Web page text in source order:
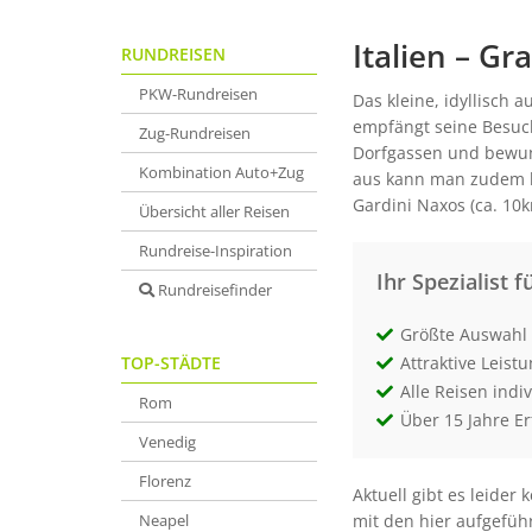
RUNDREISEN
PKW-Rundreisen
Zug-Rundreisen
Kombination Auto+Zug
Übersicht aller Reisen
Rundreise-Inspiration
Rundreisefinder
TOP-STÄDTE
Rom
Venedig
Florenz
Neapel
Italien –
Das kleine, idyllisch
empfängt seine
Dorfgassen und
aus kann man
Gardini Naxos (ca.
Ihr Spezialist
Größte
Attraktive
Alle Reisen
Über 15 Jahre
Aktuell gibt es leider
mit den hier